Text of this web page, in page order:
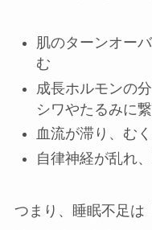
肌のターンオー
む
成長ホルモンの
シワやたるみに
血流が滞り、む
自律神経が乱れ
つまり、睡眠不足は